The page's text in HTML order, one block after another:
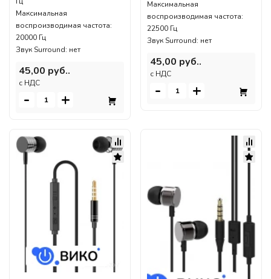
Максимальная
воспроизводимая частота:
20000 Гц
Звук Surround: нет
45,00 руб..
c НДС
- +
Максимальная
воспроизводимая частота:
22500 Гц
Звук Surround: нет
45,00 руб..
c НДС
- +